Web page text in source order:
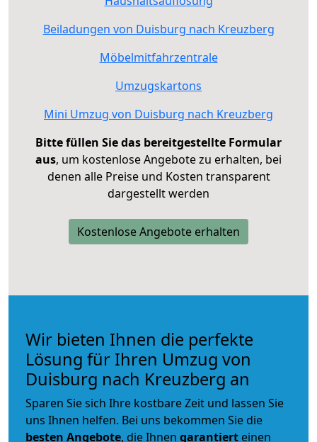
Beiladungen von Duisburg nach Kreuzberg
Möbelmitfahrzentrale
Umzugskartons
Mini Umzug von Duisburg nach Kreuzberg
Bitte füllen Sie das bereitgestellte Formular
aus, um kostenlose Angebote zu erhalten, bei
denen alle Preise und Kosten transparent
dargestellt werden
Kostenlose Angebote erhalten
Wir bieten Ihnen die perfekte
Lösung für Ihren Umzug von
Duisburg nach Kreuzberg an
Sparen Sie sich Ihre kostbare Zeit und lassen Sie
uns Ihnen helfen. Bei uns bekommen Sie die
besten Angebote, die Ihnen garantiert einen